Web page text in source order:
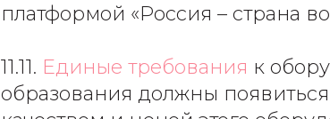
платформой «Россия – страна
11.11. Единые требования к
образования должны